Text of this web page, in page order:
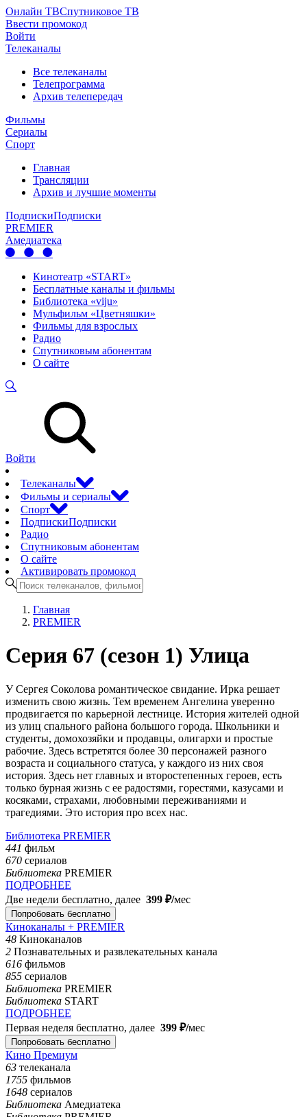
Онлайн ТВСпутниковое ТВ
Ввести промокод
Войти
Телеканалы
Все телеканалы
Телепрограмма
Архив телепередач
Фильмы
Сериалы
Спорт
Главная
Трансляции
Архив и лучшие моменты
ПодпискиПодписки
PREMIER
Амедиатека
Кинотеатр «START»
Бесплатные каналы и фильмы
Библиотека «viju»
Мульфильм «Цветняшки»
Фильмы для взрослых
Радио
Спутниковым абонентам
О сайте
Войти
Телеканалы
Фильмы и сериалы
Спорт
ПодпискиПодписки
Радио
Спутниковым абонентам
О сайте
Активировать промокод
Главная
PREMIER
Серия 67 (сезон 1) Улица
У Сергея Соколова романтическое свидание. Ирка решает
изменить свою жизнь. Тем временем Ангелина уверенно
продвигается по карьерной лестнице. История жителей одной
из улиц спального района большого города. Школьники и
студенты, домохозяйки и продавцы, олигархи и простые
рабочие. Здесь встретятся более 30 персонажей разного
возраста и социального статуса, у каждого из них своя
история. Здесь нет главных и второстепенных героев, есть
только бурная жизнь с ее радостями, горестями, казусами и
косяками, страхами, любовными переживаниями и
трагедиями. Это история про всех нас.
Библиотека PREMIER
441 фильм
670 сериалов
Библиотека PREMIER
ПОДРОБНЕЕ
Две недели бесплатно, далее 399 ₽⁠/⁠мес
Попробовать бесплатно
Киноканалы + PREMIER
48 Киноканалов
2 Познавательных и развлекательных канала
616 фильмов
855 сериалов
Библиотека PREMIER
Библиотека START
ПОДРОБНЕЕ
Первая неделя бесплатно, далее 399 ₽⁠/⁠мес
Попробовать бесплатно
Кино Премиум
63 телеканала
1755 фильмов
1648 сериалов
Библиотека Амедиатека